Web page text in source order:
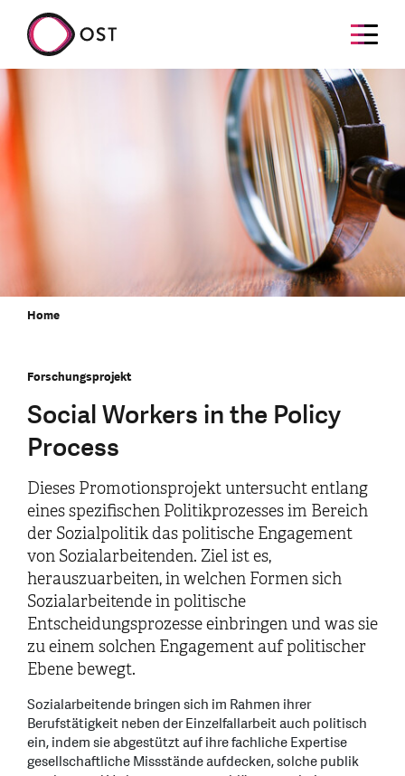
Home
Forschungsprojekt
Social Workers in the Policy
Process
Dieses Promotionsprojekt untersucht entlang
eines spezifischen Politikprozesses im Bereich
der Sozialpolitik das politische Engagement
von Sozialarbeitenden. Ziel ist es,
herauszuarbeiten, in welchen Formen sich
Sozialarbeitende in politische
Entscheidungsprozesse einbringen und was sie
zu einem solchen Engagement auf politischer
Ebene bewegt.
Sozialarbeitende bringen sich im Rahmen ihrer
Berufstätigkeit neben der Einzelfallarbeit auch politisch
ein, indem sie abgestützt auf ihre fachliche Expertise
gesellschaftliche Missstände aufdecken, solche publik